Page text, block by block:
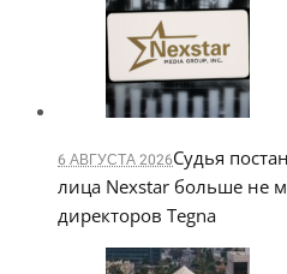
6 АВГУСТА 2026Судья
лица Nexstar больше не
директоров Tegna